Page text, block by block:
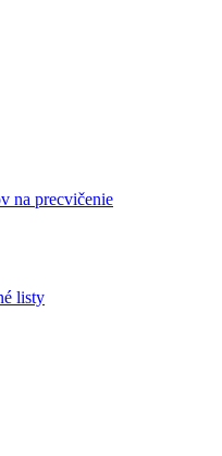
na precvičenie
listy